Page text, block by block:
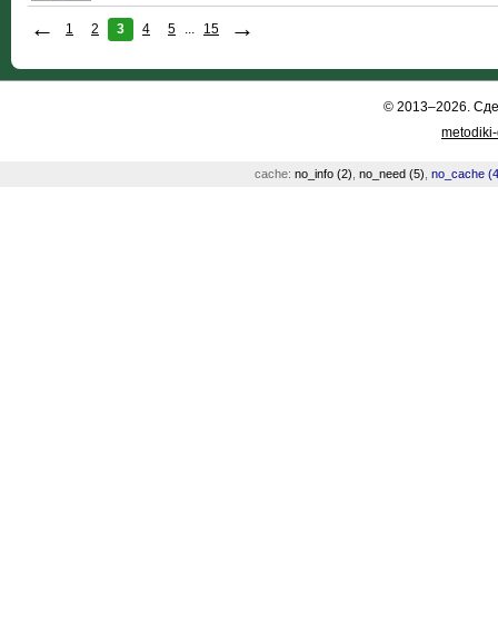
← 1 2 3 4 5 ... 15 →
© 2013–2026.
cache: no_info (2) no_need (5) no_cache